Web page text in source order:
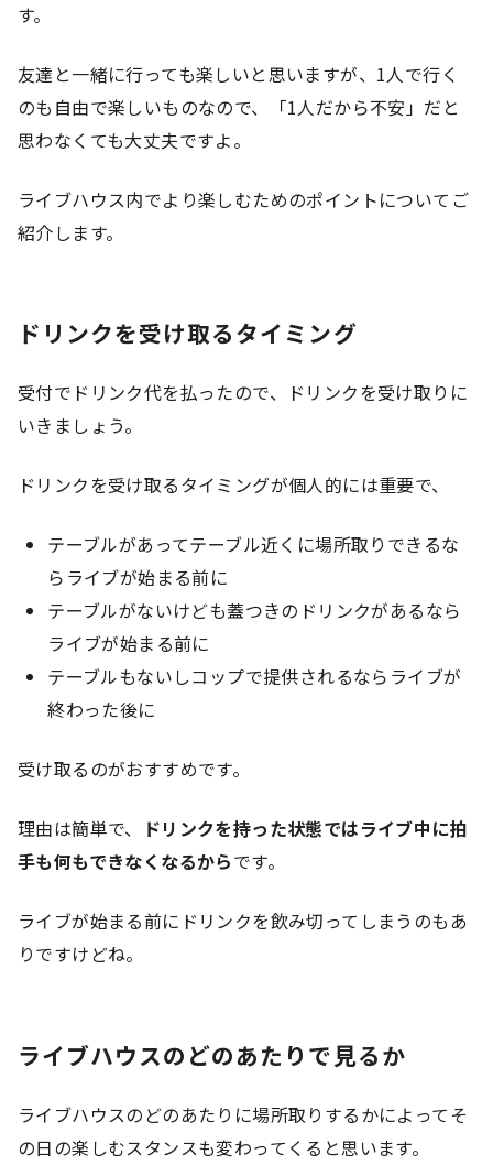
す。
友達と一緒に行っても楽しいと思いますが、1人で行く
のも自由で楽しいものなので、「1人だから不安」だと
思わなくても大丈夫ですよ。
ライブハウス内でより楽しむためのポイントについてご
紹介します。
ドリンクを受け取るタイミング
受付でドリンク代を払ったので、ドリンクを受け取りに
いきましょう。
ドリンクを受け取るタイミングが個人的には重要で、
テーブルがあってテーブル近くに場所取りできるな
らライブが始まる前に
テーブルがないけども蓋つきのドリンクがあるなら
ライブが始まる前に
テーブルもないしコップで提供されるならライブが
終わった後に
受け取るのがおすすめです。
理由は簡単で、
ドリンクを持った状態ではライブ中に拍
手も何もできなくなるからです。
ライブが始まる前にドリンクを飲み切ってしまうのもあ
りですけどね。
ライブハウスのどのあたりで見るか
ライブハウスのどのあたりに場所取りするかによってそ
の日の楽しむスタンスも変わってくると思います。